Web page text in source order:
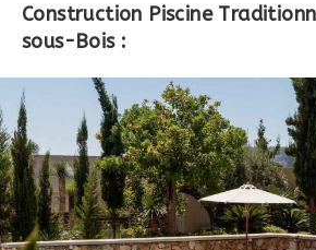
Construction Piscine
sous-Bois :